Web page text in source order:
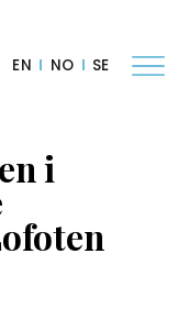
EN NO SE
i